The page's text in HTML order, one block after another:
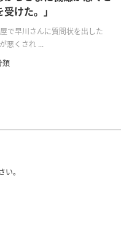
けた。」
で早川さんに質問状を出した
悪くされ ...
類
い。